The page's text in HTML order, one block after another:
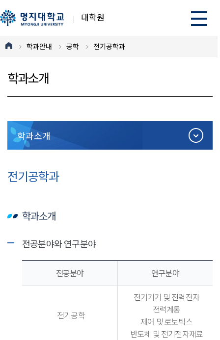
대학원
학과안내 공학 전기공학과
학과소개
학과소개
전기공학과
학과소개
전공분야와 연구분야
전공분야 연구분야
전기공학
전기기기 및 전력전자
전력계통
제어 및 로보틱스
반도체 및 전기전자재료